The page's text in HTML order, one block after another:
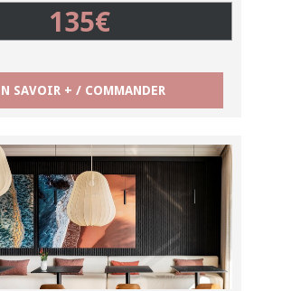
135€
SAVOIR + / COMMANDER